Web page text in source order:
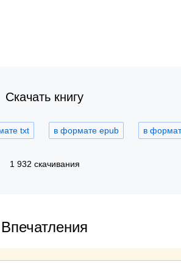
Скачать книгу
txt в формате epub в
1 932 скачивания
Впечатления